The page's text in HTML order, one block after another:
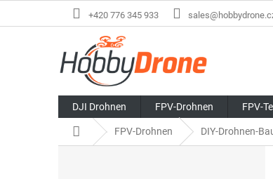
+420 776 345 933
DJI Drohnen FPV-Drohnen FPV-
StartseiteFPV-Drohnen DIY-Drohnen-